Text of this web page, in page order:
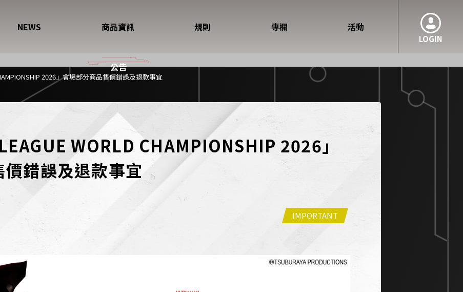
LOGIN
NEWS 商品資訊 規則 專欄 活動
公告
2026」會場部分商品售價錯誤及退款事宜
WORLD CHAMPIONSHIP 2026」
錯誤及退款事宜
IMPORTANT